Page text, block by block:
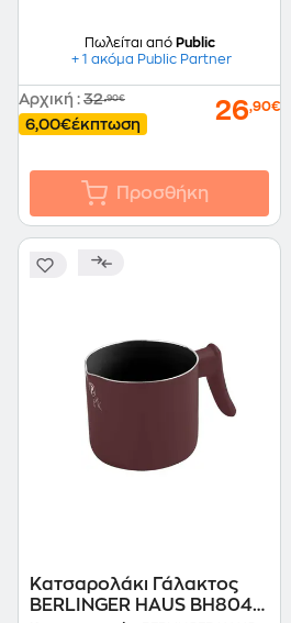
Πωλείται από Public
+ 1 ακόμα Public Partner
Αρχική : 32,90€
6,00€έκπτωση 26,90€
Προσθήκη
Κατσαρολάκι Γάλακτος
BERLINGER HAUS BH8045